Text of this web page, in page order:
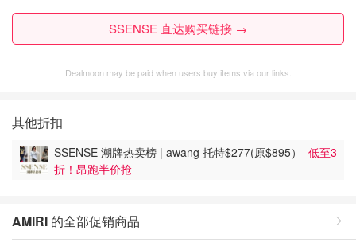
SSENSE 直达购买链接 →
Dealmoon may be paid when users buy items via our links.
其他折扣
SSENSE 潮牌热卖榜 | awang 托特$277(原$895） 低至3
折！昂跑半价抢
AMIRI 的全部促销商品